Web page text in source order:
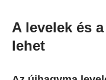
A levelek és
lehet